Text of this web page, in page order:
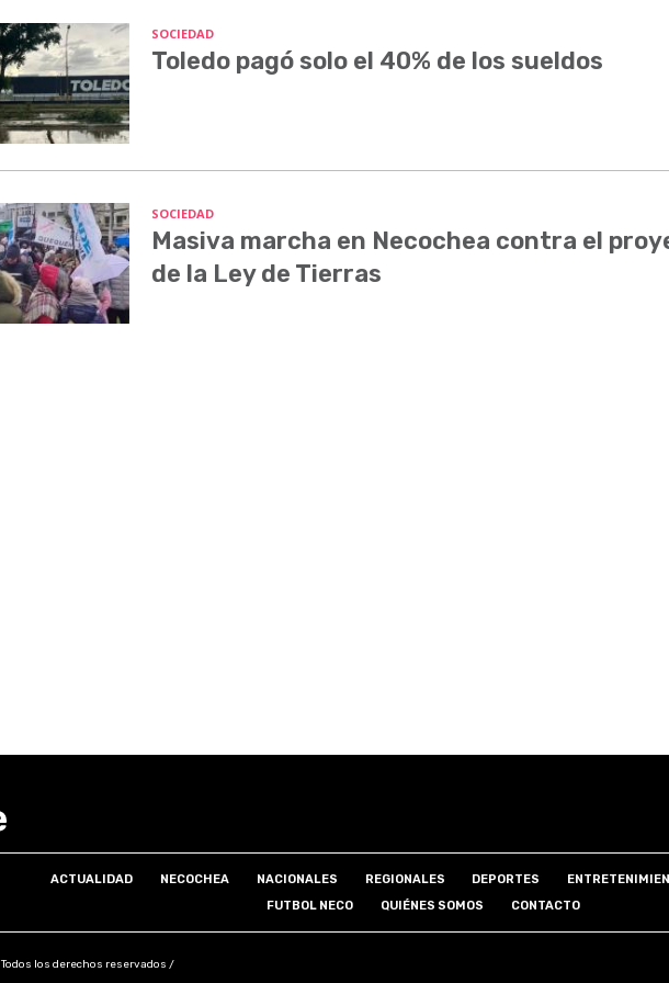
SOCIEDAD
Toledo pagó solo el 40% de los sueldos
SOCIEDAD
Masiva marcha en Necochea contra el
de la Ley de Tierras
ACTUALIDAD NECOCHEA NACIONALES REGIONALES DEPORTES
FUTBOL NECO
QUIÉNES SOMOS CONTACTO
Todos los derechos reservados /